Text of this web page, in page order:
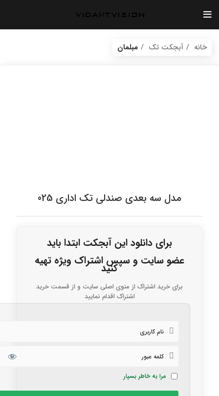
خانه آبجکت تک مبلمان
مدل سه بعدی صندلی تک اداری 025
برای دانلود این آبجکت ابتدا باید
عضو سایت و سپس اشتراک ویژه تهیه
کنید
برای خرید اشتراک از منوی اصلی سایت و از قسمت خرید
اشتراک اقدام نمایید
مرا به خاطر بسپار